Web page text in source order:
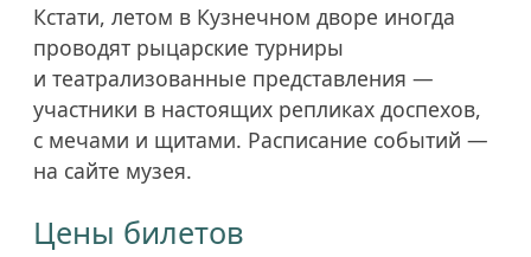
Кстати, летом в Кузнечном дворе иногда
проводят рыцарские турниры
и театрализованные представления —
участники в настоящих репликах доспехов,
с мечами и щитами. Расписание событий —
на сайте музея.
Цены билетов